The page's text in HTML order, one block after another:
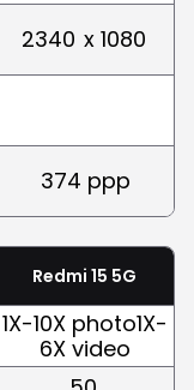
2340 x 1080
374 ppp
Redmi 15 5G
1X-10X photo1X-
6X video